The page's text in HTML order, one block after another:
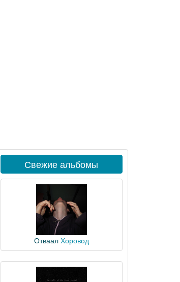
Свежие альбомы
Отваал Хоровод